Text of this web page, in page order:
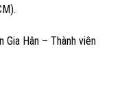
Gia Hân – Thành viên